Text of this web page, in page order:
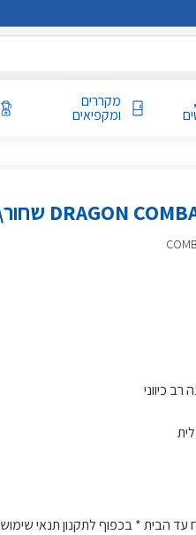
מקררים
ומקפיאים
רב כיווני
עד הבית * בכפוף לתקנון תנאי שימוש